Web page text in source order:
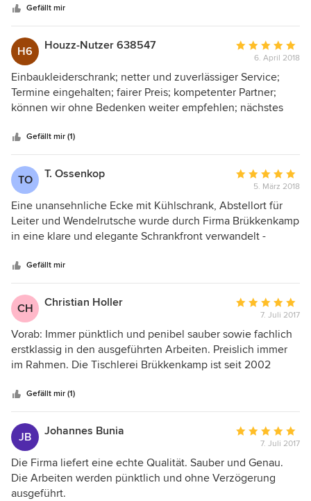
Gefällt mir
H6 Houzz-Nutzer 638547
Bewertung:
5
von
5
6. April 2018
Einbaukleiderschrank; netter und zuverlässiger Service;
Termine eingehalten; fairer Preis; kompetenter Partner;
können wir ohne Bedenken weiter empfehlen; nächstes
Gefällt mir (1)
TO T. Ossenkop
Bewertung:
5
von
5
5. März 2018
Eine unansehnliche Ecke mit Kühlschrank, Abstellort für
Leiter und Wendelrutsche wurde durch Firma Brükkenkamp
in eine klare und elegante Schrankfront verwandelt -
wusste. Duch die Skizze und die Angebotskalkulation im
Vorfeld wusste ich, was auf mich zukommt. Das Ergebnis ist
mal wieder exzellent. Danke, Firma Brükkenkamp!
Gefällt mir
CH Christian Holler
Bewertung:
5
von
5
7. Juli 2017
Vorab: Immer pünktlich und penibel sauber sowie fachlich
erstklassig in den ausgeführten Arbeiten. Preislich immer
im Rahmen. Die Tischlerei Brükkenkamp ist seit 2002
wird von unseren Kunden bis heute ausnahmslos weiter
empfohlen bzw. genutzt. Ideen, techn. Machbarkeit in Holz
sowie Kunststoff - oder Metallarbeiten wurden immer nach
höchstem handwerklichen Standarts ausgeführt.
Netzwerke mit anderen ausgezeichneten Handwerkern
komplettieren den hohen Anspruch den wir kennen gelernt
haben. Wir vergeben 10 von 10 Punkten.
Gefällt mir (1)
JB Johannes Bunia
Bewertung:
5
von
7. Juli 2017
Die Firma liefert eine echte Qualität. Sauber und Genau.
Die Arbeiten werden pünktlich und ohne Verzögerung
ausgeführt.